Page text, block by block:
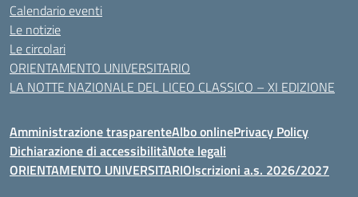
Calendario eventi
Le notizie
Le circolari
ORIENTAMENTO UNIVERSITARIO
LA NOTTE NAZIONALE DEL LICEO CLASSICO – XI EDIZIONE
Amministrazione trasparenteAlbo onlinePrivacy Policy
Dichiarazione di accessibilitàNote legali
ORIENTAMENTO UNIVERSITARIOIscrizioni a.s. 2026/2027